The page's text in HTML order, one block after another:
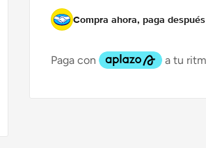
Compra ahora, paga después